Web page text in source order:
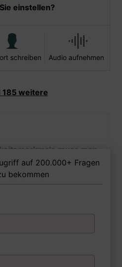
einstellen?
schreiben Audio aufnehmen
185 weitere
muss man
Meinung nach
Job erfolgreich zu
schreiben Audio aufnehmen
auf 200.000+ Fragen
bekommen